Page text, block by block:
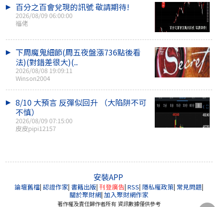
百分之百會兌現的訊號 敬請期待!
2026/08/09 06:00:00
福佬
下周魔鬼細節(周五夜盤漲736點後看
法)(對錯差很大)(..
2026/08/08 19:09:11
Winson2004
8/10 大預言 反彈似回升 （大陷阱不可
不慎）
2026/08/09 07:15:00
皮皮pipi12157
安裝APP
論壇舊檔| 認證作家| 書籍出版| 刊登廣告| RSS| 隱私權政策| 常見問題|
關於聚財網| 加入聚財網作家
著作權及責任歸作者所有 資訊數據僅供參考